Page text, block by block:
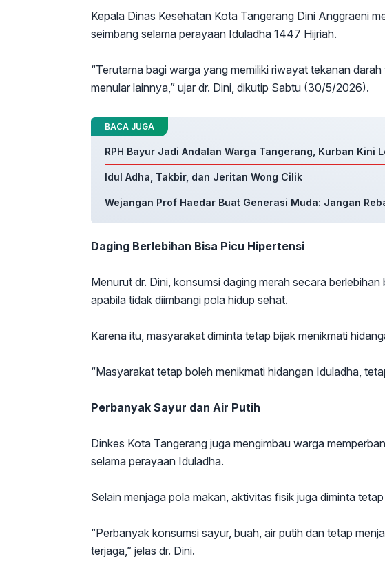
Kepala Dinas Kesehatan Kota Tangerang Dini Anggraeni
seimbang selama perayaan Iduladha 1447 Hijriah.
“Terutama bagi warga yang memiliki riwayat tekanan
menular lainnya,” ujar dr. Dini, dikutip Sabtu (30/5/2026).
BACA JUGA
RPH Bayur Jadi Andalan Warga Tangerang, Kurban Kini
Idul Adha, Takbir, dan Jeritan Wong Cilik
Wejangan Prof Haedar Buat Generasi Muda: Jangan
Daging Berlebihan Bisa Picu Hipertensi
Menurut dr. Dini, konsumsi daging merah secara
apabila tidak diimbangi pola hidup sehat.
Karena itu, masyarakat diminta tetap bijak menikmati
“Masyarakat tetap boleh menikmati hidangan Iduladha,
Perbanyak Sayur dan Air Putih
Dinkes Kota Tangerang juga mengimbau warga
selama perayaan Iduladha.
Selain menjaga pola makan, aktivitas fisik juga diminta
“Perbanyak konsumsi sayur, buah, air putih dan tetap
terjaga,” jelas dr. Dini.